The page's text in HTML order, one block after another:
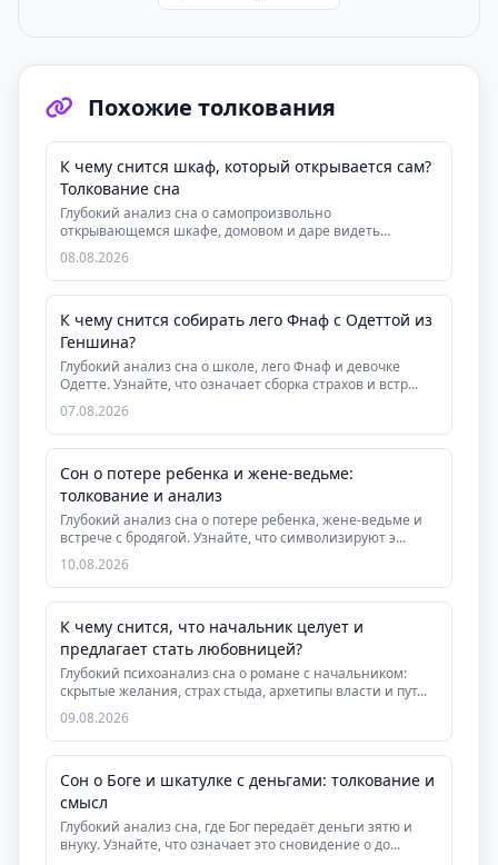
Похожие толкования
К чему снится шкаф, который открывается сам?
Толкование сна
Глубокий анализ сна о самопроизвольно
открывающемся шкафе, домовом и даре видеть
скрытую суть людей....
08.08.2026
К чему снится собирать лего Фнаф с Одеттой из
Геншина?
Глубокий анализ сна о школе, лего Фнаф и девочке
Одетте. Узнайте, что означает сборка страхов и встр...
07.08.2026
Сон о потере ребенка и жене-ведьме:
толкование и анализ
Глубокий анализ сна о потере ребенка, жене-ведьме и
встрече с бродягой. Узнайте, что символизируют э...
10.08.2026
К чему снится, что начальник целует и
предлагает стать любовницей?
Глубокий психоанализ сна о романе с начальником:
скрытые желания, страх стыда, архетипы власти и пут...
09.08.2026
Сон о Боге и шкатулке с деньгами: толкование и
смысл
Глубокий анализ сна, где Бог передаёт деньги зятю и
внуку. Узнайте, что означает это сновидение о до...